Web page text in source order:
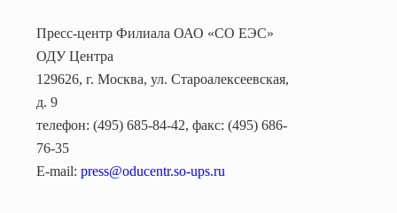
Пресс-центр Филиала ОАО «СО ЕЭС»
ОДУ Центра
129626, г. Москва, ул. Староалексеевская,
д. 9
телефон: (495) 685-84-42, факс: (495) 686-
76-35
E-mail: press@oducentr.so-ups.ru